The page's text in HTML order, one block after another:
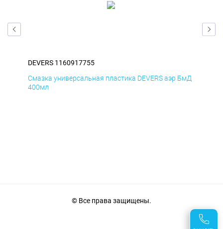
DEVERS 1160917755
Смазка универсальная пластика DEVERS аэр БмД
400мл
© Все права защищены.